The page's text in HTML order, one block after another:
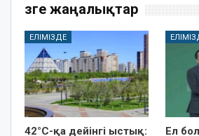
Өзге жаңалықтар
ЕЛІМІЗДЕ
42°C-қа дейінгі ыстық: Ел